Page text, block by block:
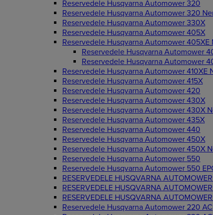
Reservedele Husqvarna Automower 320
Reservedele Husqvarna Automower 320
Reservedele Husqvarna Automower 330X
Reservedele Husqvarna Automower 405X
Reservedele Husqvarna Automower 405XE
Reservedele Husqvarna Automower
Reservedele Husqvarna Automower
Reservedele Husqvarna Automower 410XE
Reservedele Husqvarna Automower 415X
Reservedele Husqvarna Automower 420
Reservedele Husqvarna Automower 430X
Reservedele Husqvarna Automower 430X
Reservedele Husqvarna Automower 435X
Reservedele Husqvarna Automower 440
Reservedele Husqvarna Automower 450X
Reservedele Husqvarna Automower 450X
Reservedele Husqvarna Automower 550
Reservedele Husqvarna Automower 550
RESERVEDELE HUSQVARNA
RESERVEDELE HUSQVARNA
RESERVEDELE HUSQVARNA
Reservedele Husqvarna Automower 220 AC